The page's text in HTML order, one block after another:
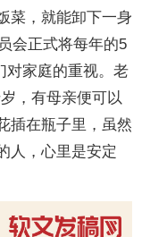
菜，就能卸下一身
会正式将每年的5
对家庭的重视。老
，有母亲便可以
插在瓶子里，虽然
人，心里是安定